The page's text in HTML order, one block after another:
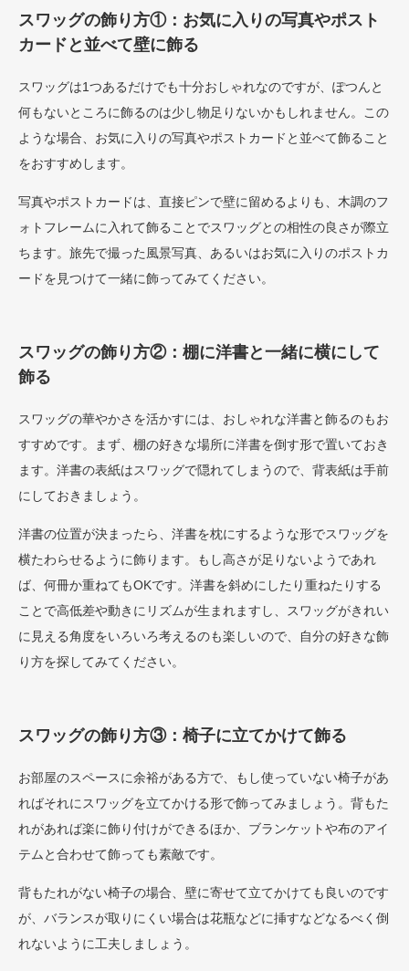
スワッグの飾り方①：お気に入りの写真やポスト
カードと並べて壁に飾る
スワッグは1つあるだけでも十分おしゃれなのですが、ぽつんと
何もないところに飾るのは少し物足りないかもしれません。この
ような場合、お気に入りの写真やポストカードと並べて飾ること
をおすすめします。
写真やポストカードは、直接ピンで壁に留めるよりも、木調のフ
ォトフレームに入れて飾ることでスワッグとの相性の良さが際立
ちます。旅先で撮った風景写真、あるいはお気に入りのポストカ
ードを見つけて一緒に飾ってみてください。
スワッグの飾り方②：棚に洋書と一緒に横にして
飾る
スワッグの華やかさを活かすには、おしゃれな洋書と飾るのもお
すすめです。まず、棚の好きな場所に洋書を倒す形で置いておき
ます。洋書の表紙はスワッグで隠れてしまうので、背表紙は手前
にしておきましょう。
洋書の位置が決まったら、洋書を枕にするような形でスワッグを
横たわらせるように飾ります。もし高さが足りないようであれ
ば、何冊か重ねてもOKです。洋書を斜めにしたり重ねたりする
ことで高低差や動きにリズムが生まれますし、スワッグがきれい
に見える角度をいろいろ考えるのも楽しいので、自分の好きな飾
り方を探してみてください。
スワッグの飾り方③：椅子に立てかけて飾る
お部屋のスペースに余裕がある方で、もし使っていない椅子があ
ればそれにスワッグを立てかける形で飾ってみましょう。背もた
れがあれば楽に飾り付けができるほか、ブランケットや布のアイ
テムと合わせて飾っても素敵です。
背もたれがない椅子の場合、壁に寄せて立てかけても良いのです
が、バランスが取りにくい場合は花瓶などに挿すなどなるべく倒
れないように工夫しましょう。